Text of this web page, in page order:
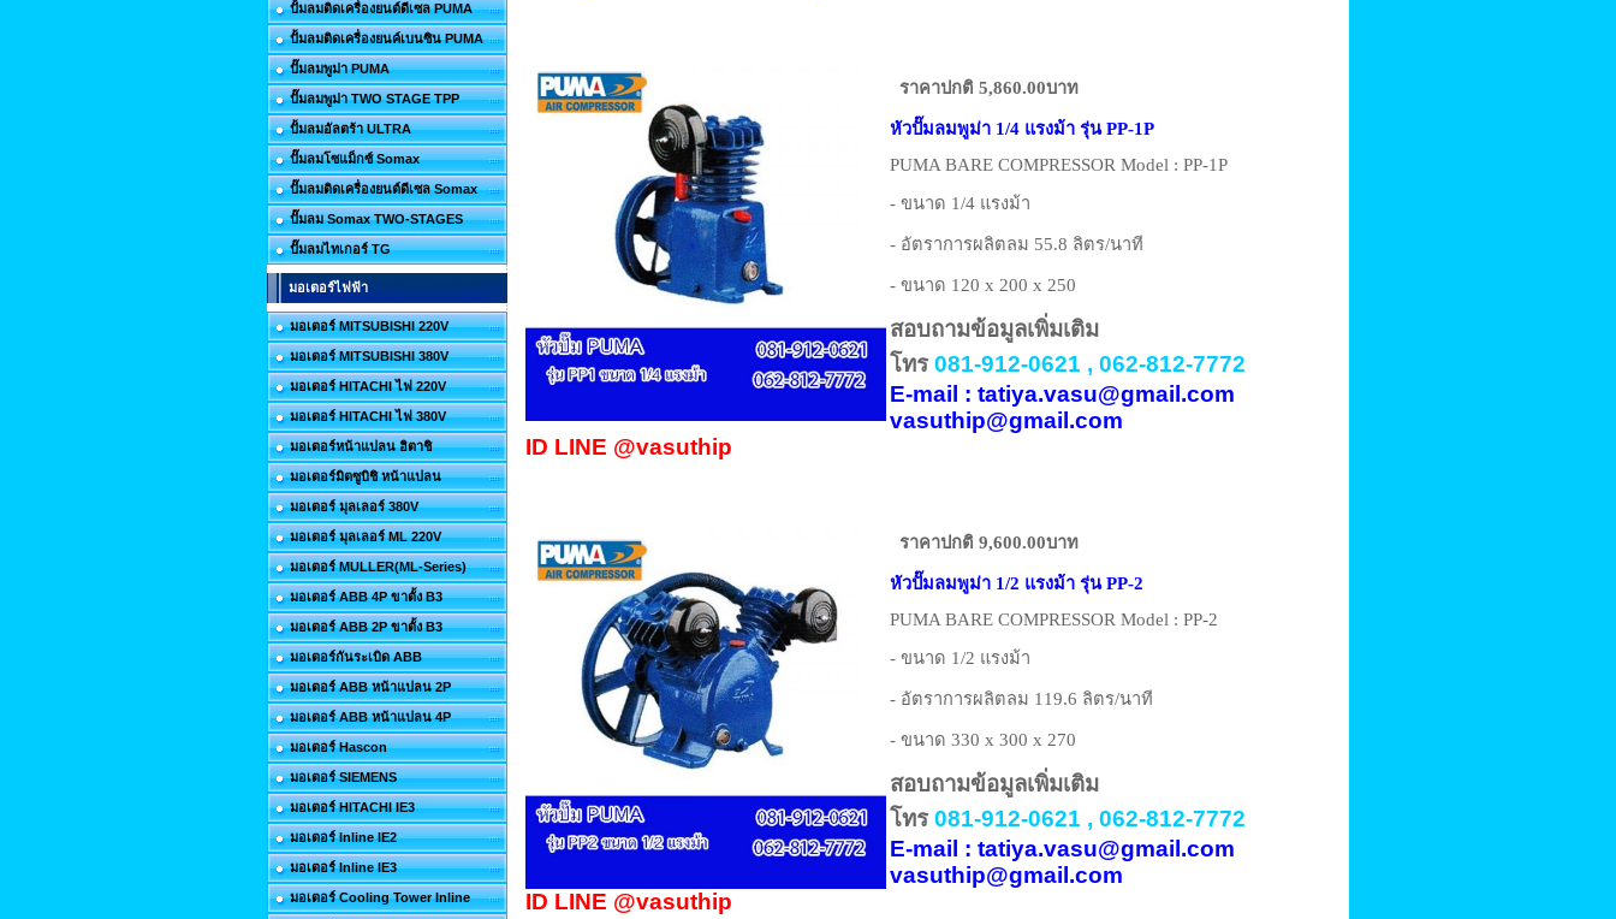
ปั้มลมติดเครื่องยนต์ดีเซล PUMA
ปั้มลมติดเครื่องยนค์เบนซิน PUMA
ปั๊มลมพูม่า PUMA
ปั๊มลมพูม่า TWO STAGE TPP
ปั้มลมอัลตร้า ULTRA
ปั๊มลมโซแม็กซ์ Somax
ปั๊มลมติดเครื่องยนต์ดีเซล Somax
ปั๊มลม Somax TWO-STAGES
ปั๊มลมไทเกอร์ TG
มอเตอร์ไฟฟ้า
มอเตอร์ MITSUBISHI 220V
มอเตอร์ MITSUBISHI 380V
มอเตอร์ HITACHI ไฟ 220V
มอเตอร์ HITACHI ไฟ 380V
มอเตอร์หน้าแปลน ฮิตาชิ
มอเตอร์มิตซูบิชิ หน้าแปลน
มอเตอร์ มุลเลอร์ 380V
มอเตอร์ มุลเลอร์ ML 220V
มอเตอร์ MULLER(ML-Series)
มอเตอร์ ABB 4P ขาตั้ง B3
มอเตอร์ ABB 2P ขาตั้ง B3
มอเตอร์กันระเบิด ABB
มอเตอร์ ABB หน้าแปลน 2P
มอเตอร์ ABB หน้าแปลน 4P
มอเตอร์ Hascon
มอเตอร์ SIEMENS
มอเตอร์ HITACHI IE3
มอเตอร์ Inline IE2
มอเตอร์ Inline IE3
มอเตอร์ Cooling Tower Inline
ราคาปกติ 5,860.00บาท
หัวปั๊มลมพูม่า 1/4 แรงม้า รุ่น PP-1P
PUMA BARE COMPRESSOR Model : PP-1P
- ขนาด 1/4 แรงม้า
- อัตราการผลิตลม 55.8 ลิตร/นาที
- ขนาด 120 x 200 x 250
สอบถามข้อมูลเพิ่มเติม
โทร081-912-0621 , 062-812-7772
E-mail : tatiya.vasu@gmail.com
vasuthip@gmail.com
ID LINE @vasuthip
ราคาปกติ 9,600.00บาท
หัวปั๊มลมพูม่า 1/2 แรงม้า รุ่น PP-2
PUMA BARE COMPRESSOR Model : PP-2
- ขนาด 1/2 แรงม้า
- อัตราการผลิตลม 119.6 ลิตร/นาที
- ขนาด 330 x 300 x 270
สอบถามข้อมูลเพิ่มเติม
โทร081-912-0621 , 062-812-7772
E-mail : tatiya.vasu@gmail.com
vasuthip@gmail.com
ID LINE @vasuthip